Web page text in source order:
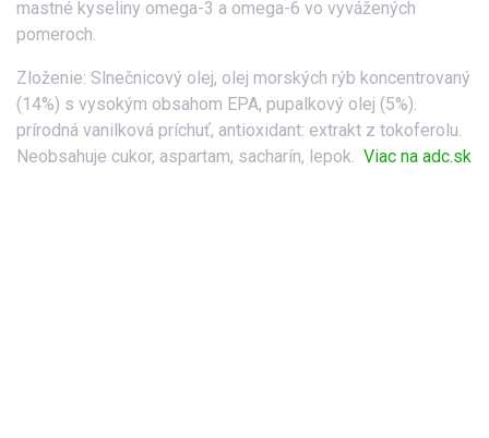
mastné kyseliny omega-3 a omega-6 vo vyvážených
pomeroch.
Zloženie: Slnečnicový olej, olej morských rýb koncentrovaný
(14%) s vysokým obsahom EPA, pupalkový olej (5%).
prírodná vanilková príchuť, antioxidant: extrakt z tokoferolu.
Neobsahuje cukor, aspartam, sacharín, lepok. Viac na adc.sk